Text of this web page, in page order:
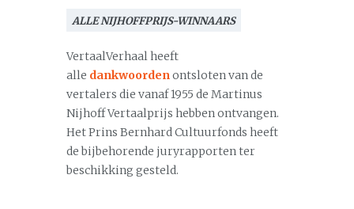
ALLE NIJHOFFPRIJS-WINNAARS
VertaalVerhaal heeft
alle dankwoordenontsloten van de
vertalers die vanaf 1955 de Martinus
Nijhoff Vertaalprijs hebben ontvangen.
Het Prins Bernhard Cultuurfonds heeft
de bijbehorende juryrapporten ter
beschikking gesteld.